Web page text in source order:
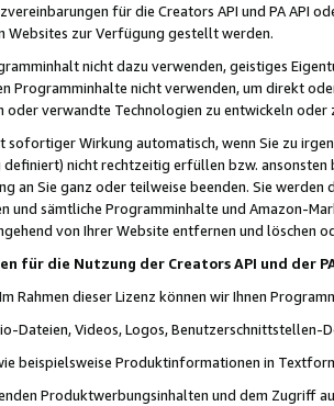
für die Creators API und PA API
Websites zur Verfügung gestellt werden.
nicht dazu verwenden, geistiges
Programminhalte nicht verwenden, um direkt
oder verwandte Technologien zu entwickeln
sofortiger Wirkung automatisch, wenn Sie zu
nicht rechtzeitig erfüllen bzw. ansonsten
an Sie ganz oder teilweise beenden. Sie werden
und sämtliche Programminhalte und Amazon-
von Ihrer Website entfernen und löschen
für die Nutzung der Creators API und der
Rahmen dieser Lizenz können wir Ihnen
Dateien, Videos, Logos, Benutzerschnittstellen-
beispielsweise Produktinformationen in
Produktwerbungsinhalten und dem Zugriff